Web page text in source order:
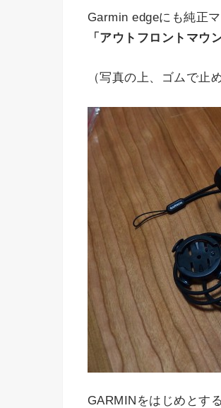
Garmin edgeにも純正
「アウトフロントマウ
（写真の上、ゴムで止
GARMINをはじめとす